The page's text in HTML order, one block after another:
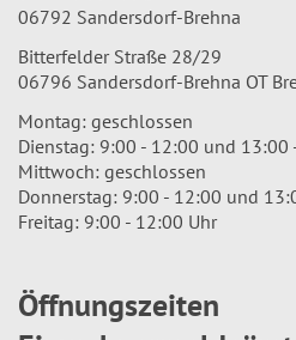
06792 Sandersdorf-Brehna
Bitterfelder Straße 28/29
06796 Sandersdorf-Brehna OT
Montag: geschlossen
Dienstag: 9:00 - 12:00 und 13:00
Mittwoch: geschlossen
Donnerstag: 9:00 - 12:00 und
Freitag: 9:00 - 12:00 Uhr
Öffnungszeiten